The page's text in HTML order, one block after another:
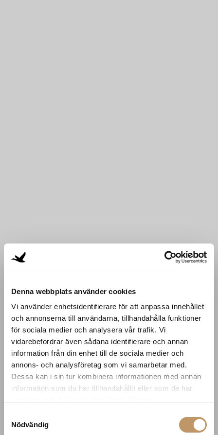
Denna webbplats använder cookies
Vi använder enhetsidentifierare för att anpassa innehållet
och annonserna till användarna, tillhandahålla funktioner
för sociala medier och analysera vår trafik. Vi
vidarebefordrar även sådana identifierare och annan
information från din enhet till de sociala medier och
annons- och analysföretag som vi samarbetar med.
Dessa kan i sin tur kombinera informationen med annan
information som du har tillhandahållit eller som de har
Nödvändig